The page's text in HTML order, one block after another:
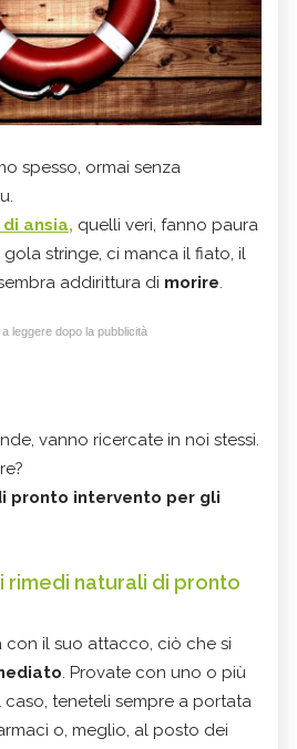
spesso, ormai senza
ansia, quelli veri, fanno paura
gola stringe, ci manca il fiato, il
addirittura di morire.
leggere dopo la pubblicità
vanno ricercate in noi stessi.
pronto intervento per gli
rimedi naturali di pronto
con il suo attacco, ciò che si
. Provate con uno o più
caso, teneteli sempre a portata
o, meglio, al posto dei